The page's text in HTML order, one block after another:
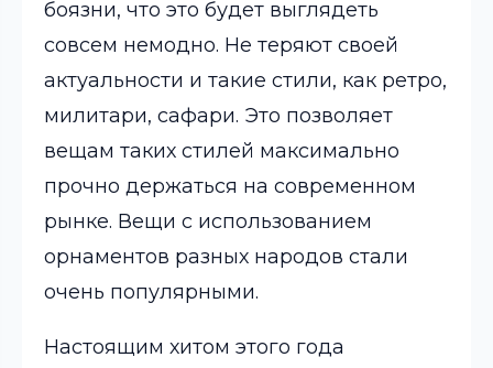
боязни, что это будет выглядеть
совсем немодно. Не теряют своей
актуальности и такие стили, как ретро,
милитари, сафари. Это позволяет
вещам таких стилей максимально
прочно держаться на современном
рынке. Вещи с использованием
орнаментов разных народов стали
очень популярными.
Настоящим хитом этого года